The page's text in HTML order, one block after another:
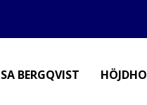
BERGQVIST